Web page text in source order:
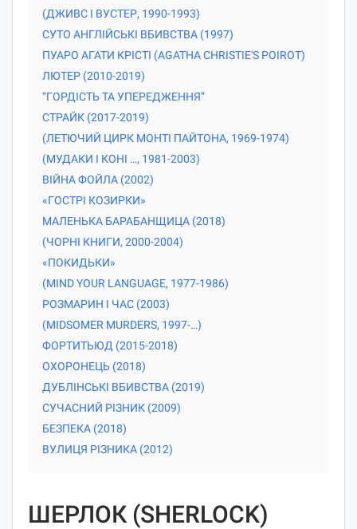
(ДЖИВС І ВУСТЕР, 1990-1993)
СУТО АНГЛІЙСЬКІ ВБИВСТВА (1997)
ПУАРО АГАТИ КРІСТІ (AGATHA CHRISTIE'S POIROT)
ЛЮТЕР (2010-2019)
“ГОРДІСТЬ ТА УПЕРЕДЖЕННЯ”
СТРАЙК (2017-2019)
(ЛЕТЮЧИЙ ЦИРК МОНТІ ПАЙТОНА, 1969-1974)
(МУДАКИ І КОНІ …, 1981-2003)
ВІЙНА ФОЙЛА (2002)
«ГОСТРІ КОЗИРКИ»
МАЛЕНЬКА БАРАБАНЩИЦА (2018)
(ЧОРНІ КНИГИ, 2000-2004)
«ПОКИДЬКИ»
(MIND YOUR LANGUAGE, 1977-1986)
РОЗМАРИН І ЧАС (2003)
(MIDSOMER MURDERS, 1997-…)
ФОРТИТЬЮД (2015-2018)
ОХОРОНЕЦЬ (2018)
ДУБЛІНСЬКІ ВБИВСТВА (2019)
СУЧАСНИЙ РІЗНИК (2009)
БЕЗПЕКА (2018)
ВУЛИЦЯ РІЗНИКА (2012)
ШЕРЛОК (SHERLOCK)